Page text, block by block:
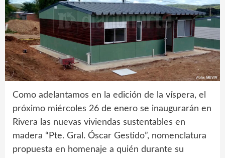
Como adelantamos en la edición de la víspera, el
próximo miércoles 26 de enero se inaugurarán en
Rivera las nuevas viviendas sustentables en
madera “Pte. Gral. Óscar Gestido”, nomenclatura
propuesta en homenaje a quién durante su